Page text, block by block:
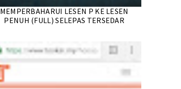
MEMPERBAHARUI LESEN P KE LESEN
PENUH (FULL) SELEPAS TERSEDAR